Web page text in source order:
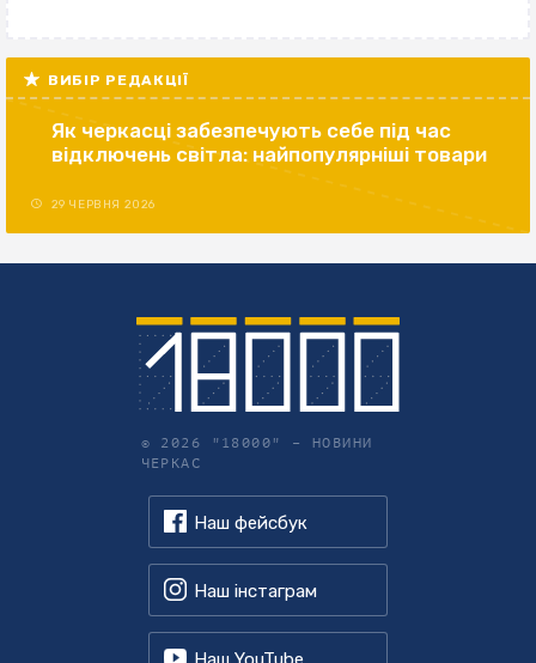
ВИБІР РЕДАКЦІЇ
Як черкасці забезпечують себе під час
відключень світла: найпопулярніші товари
29 ЧЕРВНЯ 2026
© 2026 "18000" – НОВИНИ
ЧЕРКАС
Наш фейсбук
Наш інстаграм